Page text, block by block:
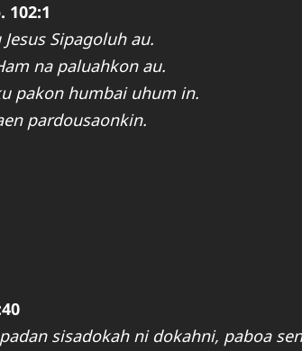
102:1
Sipagoluh au.
na paluahkon au.
pakon humbai uhum in.
pardousaonkin.
sisadokah ni dokahni, paboa